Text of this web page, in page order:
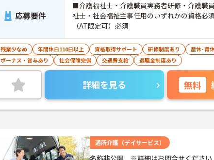
応募要件
■介護福祉士・介護職員実務者研修・介護職
祉士・社会福祉主事任用のいずれかの資格必
（AT限定可）必須
残業少なめ 年間休日110日以上 資格取得サポート 研修制度あり
産休･育
ボーナス・賞与あり
社会保険完備 交通費支給 退職金制度あり
詳細を見る 無料
通所介護（デイサービス）
名称非公開 ※詳細はお問合せください